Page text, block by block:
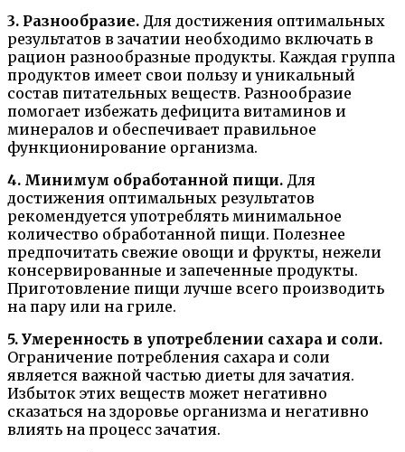
3. Разнообразие. Для достижения оптимальных
результатов в зачатии необходимо включать в
рацион разнообразные продукты. Каждая группа
продуктов имеет свои пользу и уникальный
состав питательных веществ. Разнообразие
помогает избежать дефицита витаминов и
минералов и обеспечивает правильное
функционирование организма.
4. Минимум обработанной пищи. Для
достижения оптимальных результатов
рекомендуется употреблять минимальное
количество обработанной пищи. Полезнее
предпочитать свежие овощи и фрукты, нежели
консервированные и запеченные продукты.
Приготовление пищи лучше всего производить
на пару или на гриле.
5. Умеренность в употреблении сахара и соли.
Ограничение потребления сахара и соли
является важной частью диеты для зачатия.
Избыток этих веществ может негативно
сказаться на здоровье организма и негативно
влиять на процесс зачатия.